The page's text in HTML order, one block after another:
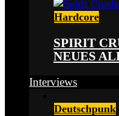
Hardcore
SPIRIT
NEUES
Interviews
Deutschpunk